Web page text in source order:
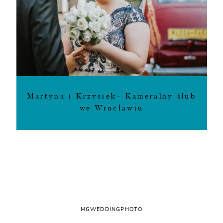
Martyna i Krzysiek- Kameralny ślub
we Wrocławiu
MGWEDDINGPHOTO